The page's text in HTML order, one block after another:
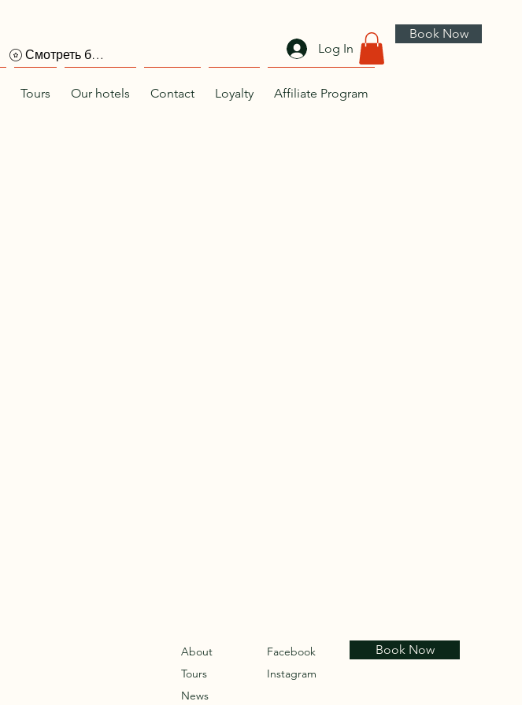
Log In
Book Now
Tours Our hotels Contact Loyalty Affiliate Program
Смотреть баллы
About
Tours
News
Facebook
Instagram
Book Now